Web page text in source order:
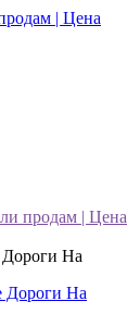
продам | Цена
На